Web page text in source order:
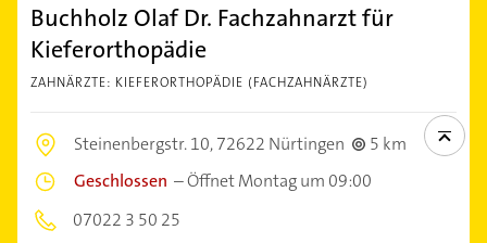
Buchholz Olaf Dr. Fachzahnarzt für
Kieferorthopädie
ZAHNÄRZTE: KIEFERORTHOPÄDIE (FACHZAHNÄRZTE)
Steinenbergstr. 10,72622 Nürtingen
5 km
Geschlossen –Öffnet Montag um 09:00
07022 3 50 25